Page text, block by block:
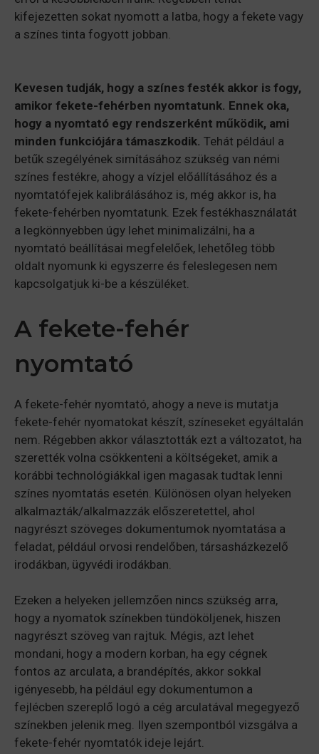
kifejezetten sokat nyomott a latba, hogy a fekete vagy
a színes tinta fogyott jobban.
Kevesen tudják, hogy a színes festék akkor is fogy,
amikor fekete-fehérben nyomtatunk. Ennek oka,
hogy a nyomtató egy rendszerként működik, ami
minden funkciójára támaszkodik. Tehát például a
betűk szegélyének simításához szükség van némi
színes festékre, ahogy a vízjel előállításához és a
nyomtatófejek kalibrálásához is, még akkor is, ha
fekete-fehérben nyomtatunk. Ezek festékhasználatát
a legkönnyebben úgy lehet minimalizálni, ha a
nyomtató beállításai megfelelőek, lehetőleg több
oldalt nyomunk ki egyszerre és feleslegesen nem
kapcsolgatjuk ki-be a készüléket.
A fekete-fehér
nyomtató
A fekete-fehér nyomtató, ahogy a neve is mutatja
fekete-fehér nyomatokat készít, színeseket egyáltalán
nem. Régebben akkor választották ezt a változatot, ha
szerették volna csökkenteni a költségeket, amik a
korábbi technológiákkal igen magasak tudtak lenni
színes nyomtatás esetén. Különösen olyan helyeken
alkalmazták/alkalmazzák előszeretettel, ahol
nagyrészt szöveges dokumentumok nyomtatása a
feladat, például orvosi rendelőben, társasházkezelő
irodákban, ügyvédi irodákban.
Ezeken a helyeken jellemzően nincs szükség arra,
hogy a nyomatok színekben tündököljenek, hiszen
nagyrészt szöveg van rajtuk. Mégis, azt lehet
mondani, hogy a modern korban, ha egy cégnek
fontos az arculata, a brandépítés, akkor sokkal
igényesebb, ha például egy dokumentumon a
fejlécben szereplő logó a cég arculatával megegyező
színekben jelenik meg. Ilyen szempontból vizsgálva a
fekete-fehér nyomtatók ideje lejárt.